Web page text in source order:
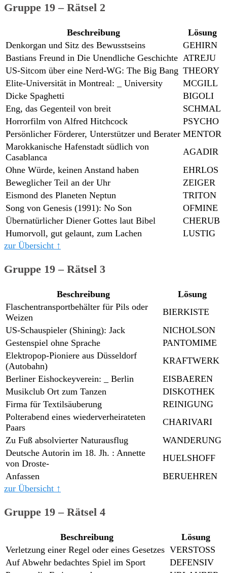
Gruppe 19 – Rätsel 2
Beschreibung
Lösung
Denkorgan und Sitz des Bewusstseins
GEHIRN
Bastians Freund in Die Unendliche Geschichte ATREJU
US-Sitcom über eine Nerd-WG: The Big Bang THEORY
Elite-Universität in Montreal: _ University
MCGILL
Dicke Spaghetti
BIGOLI
Eng, das Gegenteil von breit
SCHMAL
Horrorfilm von Alfred Hitchcock
PSYCHO
Persönlicher Förderer, Unterstützer und Berater MENTOR
Marokkanische Hafenstadt südlich von
Casablanca
AGADIR
Ohne Würde, keinen Anstand haben
EHRLOS
Beweglicher Teil an der Uhr
ZEIGER
Eismond des Planeten Neptun
TRITON
Song von Genesis (1991): No Son
OFMINE
Übernatürlicher Diener Gottes laut Bibel
CHERUB
Humorvoll, gut gelaunt, zum Lachen
LUSTIG
zur Übersicht ↑
Gruppe 19 – Rätsel 3
Beschreibung
Lösung
Flaschentransportbehälter für Pils oder
Weizen
BIERKISTE
US-Schauspieler (Shining): Jack
NICHOLSON
Gestenspiel ohne Sprache
PANTOMIME
Elektropop-Pioniere aus Düsseldorf
(Autobahn)
KRAFTWERK
Berliner Eishockeyverein: _ Berlin
EISBAEREN
Musikclub Ort zum Tanzen
DISKOTHEK
Firma für Textilsäuberung
REINIGUNG
Polterabend eines wiederverheirateten
Paars
CHARIVARI
Zu Fuß absolvierter Naturausflug
WANDERUNG
Deutsche Autorin im 18. Jh. : Annette
von Droste-
HUELSHOFF
Anfassen
BERUEHREN
zur Übersicht ↑
Gruppe 19 – Rätsel 4
Beschreibung
Lösung
Verletzung einer Regel oder eines Gesetzes VERSTOSS
Auf Abwehr bedachtes Spiel im Sport
DEFENSIV